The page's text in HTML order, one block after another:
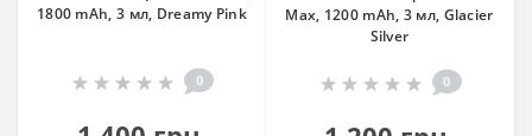
1800 mAh, 3 мл, Dreamy Pink
0
Max, 1200 mAh, 3 мл, Glacier
Silver
0